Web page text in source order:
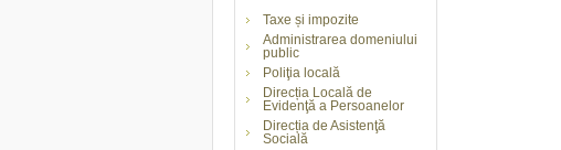
Taxe și impozite
Administrarea domeniului
public
Poliţia locală
Direcția Locală de
Evidenţă a Persoanelor
Direcția de Asistenţă
Socială